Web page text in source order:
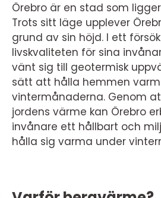
Örebro är en stad som
Trots sitt läge upplever
grund av sin höjd. I ett
livskvaliteten för sina
vänt sig till geotermisk
sätt att hålla hemmen
vintermånaderna. Genom
jordens värme kan Örebro
invånare ett hållbart och
hålla sig varma under